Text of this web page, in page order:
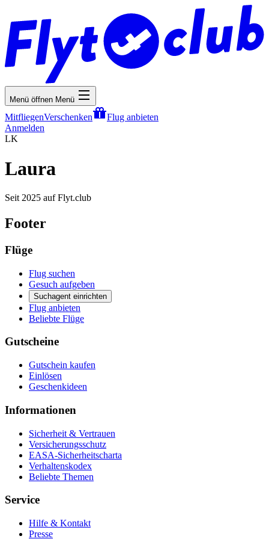
Menü öffnen Menü
MitfliegenVerschenken
Flug anbieten
Anmelden
LK
Laura
Seit 2025 auf Flyt.club
Footer
Flüge
Flug suchen
Gesuch aufgeben
Suchagent einrichten
Flug anbieten
Beliebte Flüge
Gutscheine
Gutschein kaufen
Einlösen
Geschenkideen
Informationen
Sicherheit & Vertrauen
Versicherungsschutz
EASA-Sicherheitscharta
Verhaltenskodex
Beliebte Themen
Service
Hilfe & Kontakt
Presse